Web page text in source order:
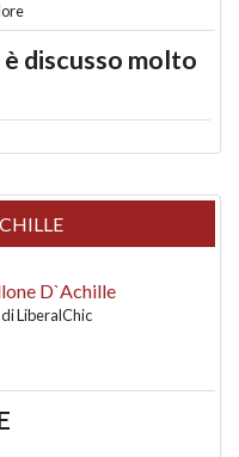
discusso molto
D`Achille
diLiberalChic